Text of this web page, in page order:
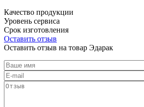
Качество продукции
Уровень сервиса
Срок изготовления
Оставить отзыв
Оставить отзыв на товар Эдарак